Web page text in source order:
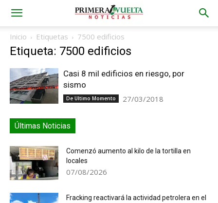
Inicio Etiquetas 7500 edificios
Etiqueta: 7500 edificios
Casi 8 mil edificios en riesgo, por
sismo
De Ultimo Momento 27/03/2018
Últimas Noticias
Comenzó aumento al kilo de la tortilla en
locales
07/08/2026
Fracking reactivará la actividad petrolera en el